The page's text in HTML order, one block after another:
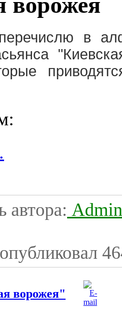
в
автора:
ворожея"